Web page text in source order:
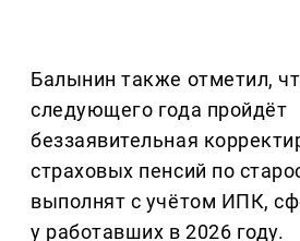
Балынин также отметил,
следующего года пройдёт
беззаявительная
страховых пенсий по
выполнят с учётом ИПК,
у работавших в 2026 году.